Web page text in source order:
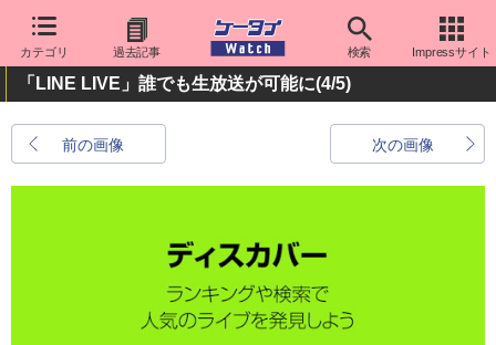
カテゴリ 過去記事 検索 Impressサイト
「LINE LIVE」誰でも生放送が可能に(4/5)
前の画像 次の画像